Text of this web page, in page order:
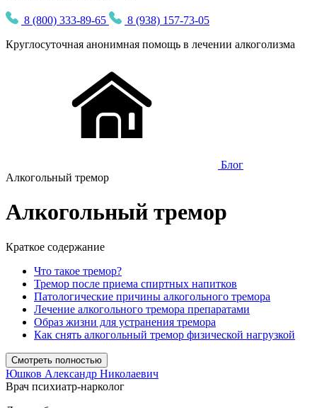
8 (800) 333-89-65
8 (938) 157-73-05
Круглосуточная анонимная помощь в лечении алкоголизма
Блог
Алкогольный тремор
Алкогольный тремор
Краткое содержание
Что такое тремор?
Тремор после приема спиртных напитков
Патологические причины алкогольного тремора
Лечение алкогольного тремора препаратами
Образ жизни для устранения тремора
Как снять алкогольный тремор физической нагрузкой
Смотреть полностью
Юшков Александр Николаевич
Врач психиатр-нарколог